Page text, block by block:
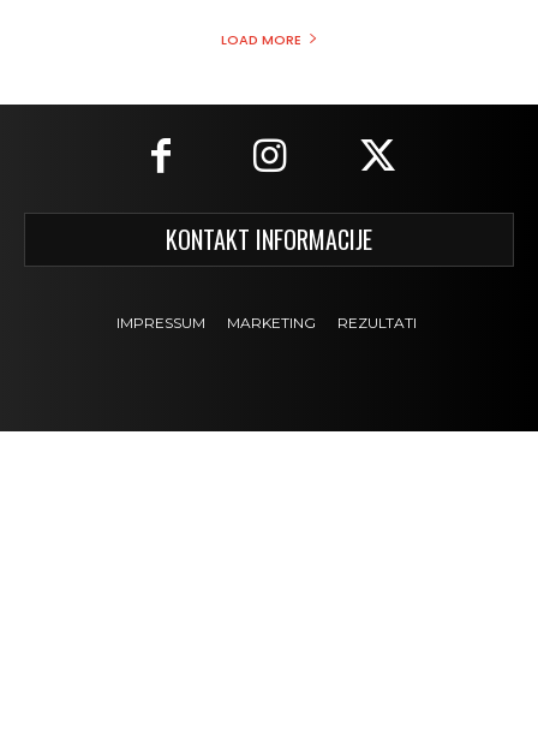
LOAD MORE
KONTAKT INFORMACIJE
IMPRESSUM MARKETING REZULTATI